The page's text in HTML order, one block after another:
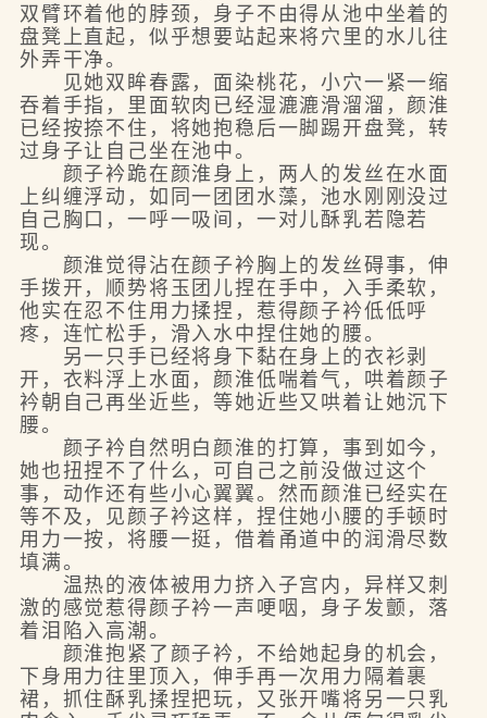
双臂环着他的脖颈，身子不由得从池中坐着的
盘凳上直起，似乎想要站起来将穴里的水儿往
外弄干净。
见她双眸春露，面染桃花，小穴一紧一缩
吞着手指，里面软肉已经湿漉漉滑溜溜，颜淮
已经按捺不住，将她抱稳后一脚踢开盘凳，转
过身子让自己坐在池中。
颜子衿跪在颜淮身上，两人的发丝在水面
上纠缠浮动，如同一团团水藻，池水刚刚没过
自己胸口，一呼一吸间，一对儿酥乳若隐若
现。
颜淮觉得沾在颜子衿胸上的发丝碍事，伸
手拨开，顺势将玉团儿捏在手中，入手柔软，
他实在忍不住用力揉捏，惹得颜子衿低低呼
疼，连忙松手，滑入水中捏住她的腰。
另一只手已经将身下黏在身上的衣衫剥
开，衣料浮上水面，颜淮低喘着气，哄着颜子
衿朝自己再坐近些，等她近些又哄着让她沉下
腰。
颜子衿自然明白颜淮的打算，事到如今，
她也扭捏不了什么，可自己之前没做过这个
事，动作还有些小心翼翼。然而颜淮已经实在
等不及，见颜子衿这样，捏住她小腰的手顿时
用力一按，将腰一挺，借着甬道中的润滑尽数
填满。
温热的液体被用力挤入子宫内，异样又刺
激的感觉惹得颜子衿一声哽咽，身子发颤，落
着泪陷入高潮。
颜淮抱紧了颜子衿，不给她起身的机会，
下身用力往里顶入，伸手再一次用力隔着裹
裙，抓住酥乳揉捏把玩，又张开嘴将另一只乳